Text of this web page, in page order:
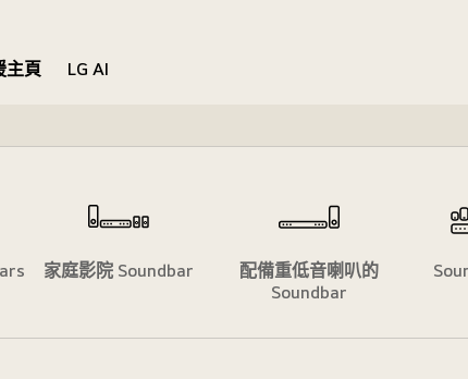
主頁
LG AI
家庭影院 Soundbar
配備重低音喇叭的
Soundbar